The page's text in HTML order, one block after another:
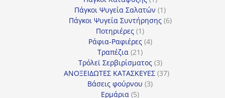
προϊόν
Πάγκοι Ψυγεία Σαλατών 11
προϊόν
Πάγκοι Ψυγεία Συντήρησης 66
Ποτηριέρες 11
προϊόν
Ράφια-Ραφιέρες 44
Τραπέζια 2121
προϊόντα
Τρόλεϊ Σερβιρίσματος 33
προϊόντα
ΑΝΟΞΕΙΔΩΤΕΣ ΚΑΤΑΣΚΕΥΕΣ 3737
Βάσεις φούρνου 33
Ερμάρια 55